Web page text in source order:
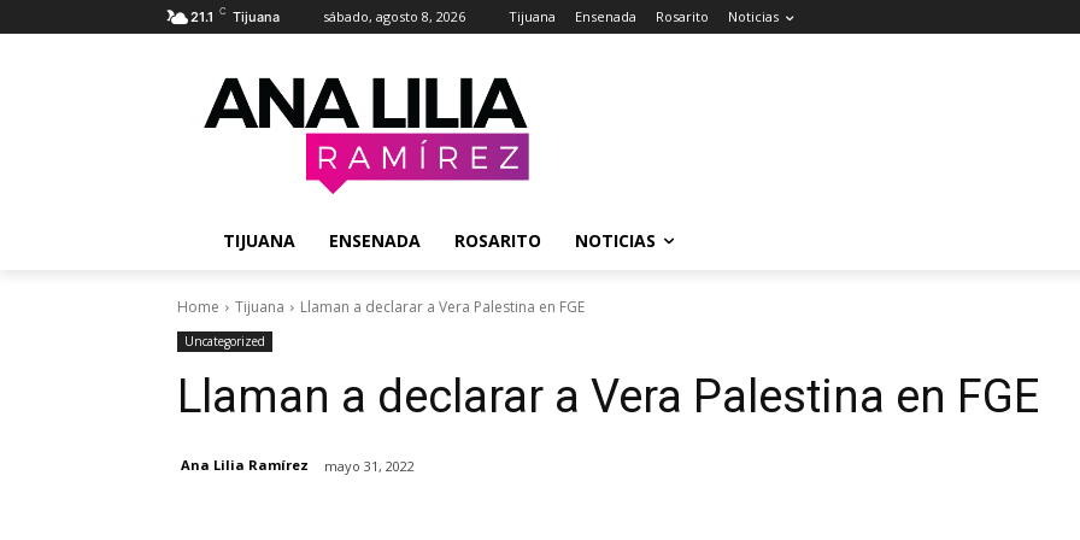
21.1 C Tijuana sábado, agosto 8, 2026 Tijuana Ensenada Rosarito Noticias
TIJUANA ENSENADA ROSARITO NOTICIAS
Home Tijuana Llaman a declarar a Vera Palestina en FGE
Uncategorized
Llaman a declarar a Vera Palestina en FGE
Ana Lilia Ramírez mayo 31, 2022